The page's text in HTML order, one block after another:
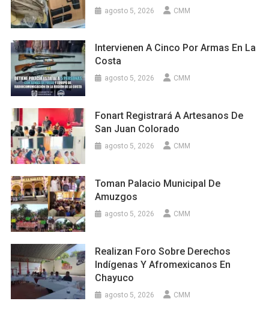
agosto 5, 2026 CMM
Intervienen A Cinco Por Armas En La
Costa
agosto 5, 2026 CMM
Fonart Registrará A Artesanos De
San Juan Colorado
agosto 5, 2026 CMM
Toman Palacio Municipal De
Amuzgos
agosto 5, 2026 CMM
Realizan Foro Sobre Derechos
Indígenas Y Afromexicanos En
Chayuco
agosto 5, 2026 CMM